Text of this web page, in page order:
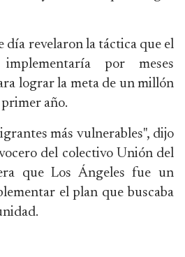
día revelaron la táctica que el
por meses
lograr la meta de un millón
año.
más vulnerables", dijo
del colectivo Unión del
que Los Ángeles fue un
el plan que buscaba